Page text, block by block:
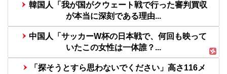
韓国人「我が国がクウェート戦で行った審判買収
が本当に深刻である理由...
中国人「サッカーW杯の日本戦で、何回も映って
いたこの女性は一体誰？...
「探そうとすら思わないでください」高さ116メ